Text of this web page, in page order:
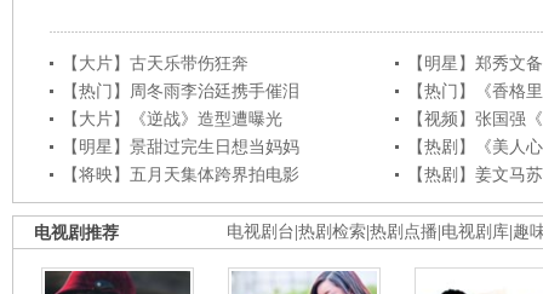
【大片】古天乐带伤狂奔
【明星】郑秀文
【热门】周冬雨李治廷携手催泪
【热门】《香格
【大片】《逆战》造型遭曝光
【视频】张国强
【明星】景甜过完生日想当妈妈
【热剧】《美人
【将映】五月天集体跨界拍电影
【热剧】姜文马
电视剧台 热剧检索 热剧点播 电视剧库 趣
电视剧推荐